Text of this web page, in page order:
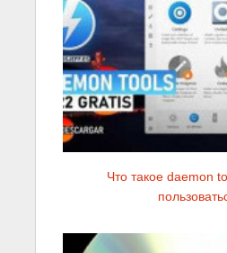
Что такое daemon